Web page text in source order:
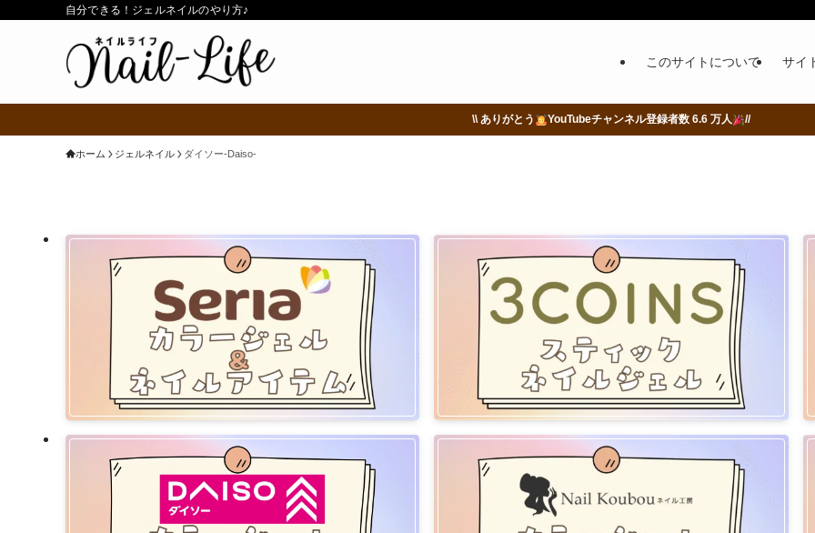
自分できる！ジェルネイルのやり方♪
このサイトについて サイ
\\ ありがとう YouTubeチャンネル登録者数 6.6 万人 //
ホーム ジェルネイル ダイソー-Daiso-